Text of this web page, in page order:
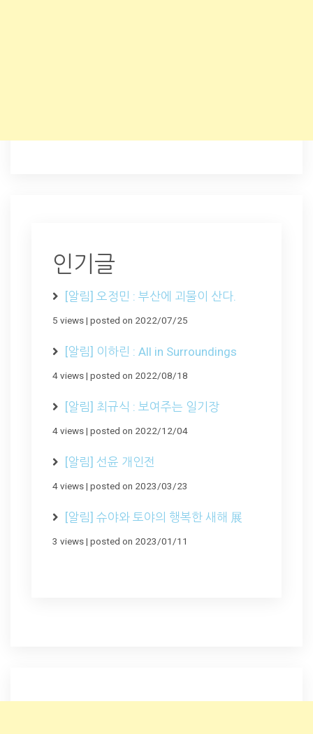
인기글
[알림] 오정민 : 부산에 괴물이 산다.
5 views| posted on 2022/07/25
[알림] 이하린 : All in Surroundings
4 views| posted on 2022/08/18
[알림] 최규식 : 보여주는 일기장
4 views| posted on 2022/12/04
[알림] 선윤 개인전
4 views| posted on 2023/03/23
[알림] 슈야와 토야의 행복한 새해 展
3 views| posted on 2023/01/11